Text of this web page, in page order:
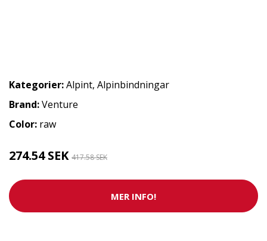
Kategorier:Alpint, Alpinbindningar
Brand:Venture
Color: raw
274.54 SEK 417.58 SEK
MER INFO!